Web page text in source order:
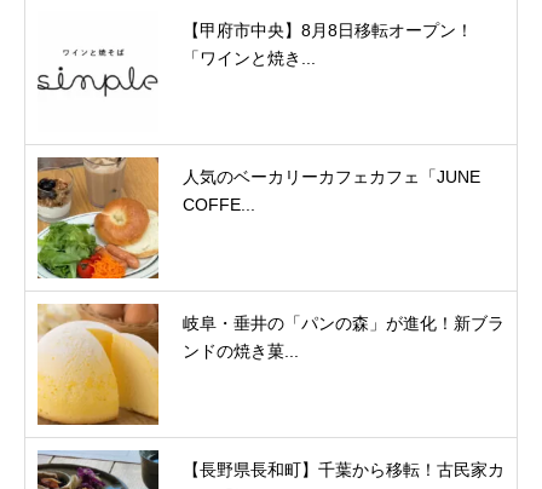
【甲府市中央】8月8日移転オープン！
「ワインと焼き...
人気のベーカリーカフェカフェ「JUNE
COFFE...
岐阜・垂井の「パンの森」が進化！新ブラ
ンドの焼き菓...
【長野県長和町】千葉から移転！古民家カ